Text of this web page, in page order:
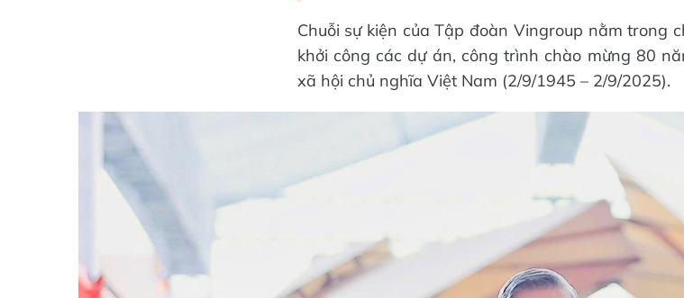
Chuỗi sự kiện của Tập đoàn Vingroup nằm trong
khởi công các dự án, công trình chào mừng 80
xã hội chủ nghĩa Việt Nam (2/9/1945 – 2/9/2025).